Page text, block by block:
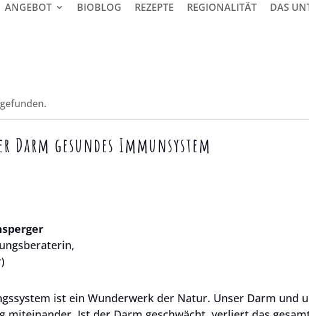
ANGEBOT BIOBLOG REZEPTE REGIONALITÄT DAS
Darm gesundes Immunsystem
ist ein Wunderwerk der Natur. Unser Darm und